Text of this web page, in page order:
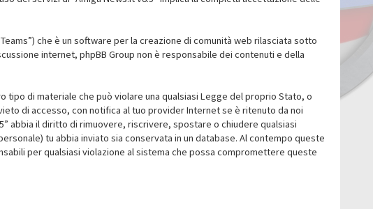
che è un software per la creazione di comunità web rilasciata sotto
internet, phpBB Group non è responsabile dei contenuti e della
tipo di materiale che può violare una qualsiasi Legge del proprio Stato, o
di accesso, con notifica al tuo provider Internet se è ritenuto da noi
abbia il diritto di rimuovere, riscrivere, spostare o chiudere qualsiasi
tu abbia inviato sia conservata in un database. Al contempo queste
per qualsiasi violazione al sistema che possa compromettere queste